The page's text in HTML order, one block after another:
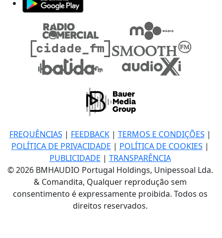
FREQUÊNCIAS | FEEDBACK| TERMOS E CONDIÇÕES |
POLÍTICA DE PRIVACIDADE | POLÍTICA DE COOKIES |
PUBLICIDADE | TRANSPARÊNCIA
© 2026 BMHAUDIO Portugal Holdings, Unipessoal Lda.
& Comandita, Qualquer reprodução sem
consentimento é expressamente proibida. Todos os
direitos reservados.